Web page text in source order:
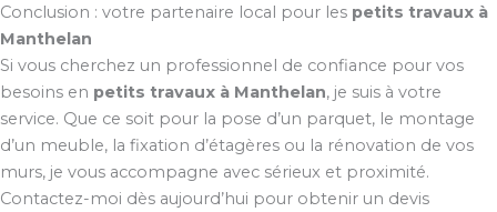
Conclusion : votre partenaire local pour les petits travaux à
Manthelan
Si vous cherchez un professionnel de confiance pour vos
besoins en petits travaux à Manthelan, je suis à votre
service. Que ce soit pour la pose d’un parquet, le montage
d’un meuble, la fixation d’étagères ou la rénovation de vos
murs, je vous accompagne avec sérieux et proximité.
Contactez-moi dès aujourd’hui pour obtenir un devis